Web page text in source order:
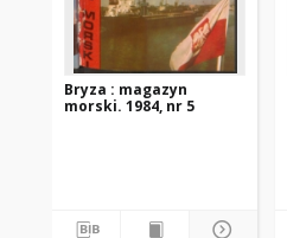
Bryza : magazyn
morski. 1984, nr 5